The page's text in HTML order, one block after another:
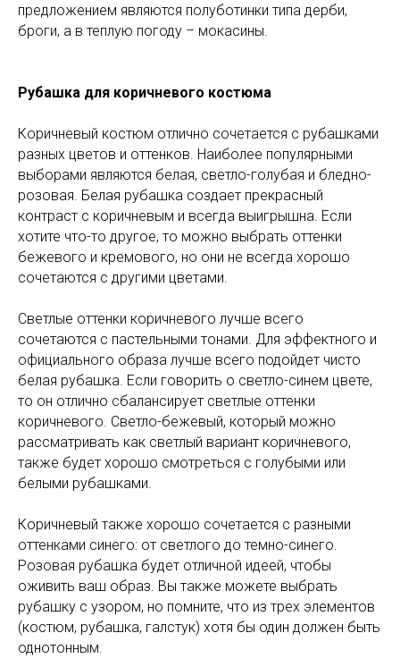
предложением являются полуботинки типа дерби,
броги, а в теплую погоду – мокасины.
Рубашка для коричневого костюма
Коричневый костюм отлично сочетается с рубашками
разных цветов и оттенков. Наиболее популярными
выборами являются белая, светло-голубая и бледно-
розовая. Белая рубашка создает прекрасный
контраст с коричневым и всегда выигрышна. Если
хотите что-то другое, то можно выбрать оттенки
бежевого и кремового, но они не всегда хорошо
сочетаются с другими цветами.
Светлые оттенки коричневого лучше всего
сочетаются с пастельными тонами. Для эффектного и
официального образа лучше всего подойдет чисто
белая рубашка. Если говорить о светло-синем цвете,
то он отлично сбалансирует светлые оттенки
коричневого. Светло-бежевый, который можно
рассматривать как светлый вариант коричневого,
также будет хорошо смотреться с голубыми или
белыми рубашками.
Коричневый также хорошо сочетается с разными
оттенками синего: от светлого до темно-синего.
Розовая рубашка будет отличной идеей, чтобы
оживить ваш образ. Вы также можете выбрать
рубашку с узором, но помните, что из трех элементов
(костюм, рубашка, галстук) хотя бы один должен быть
однотонным.